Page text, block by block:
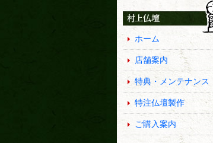
ホーム
店舗案内
特典・メンテナンス
特注仏壇製作
ご購入案内